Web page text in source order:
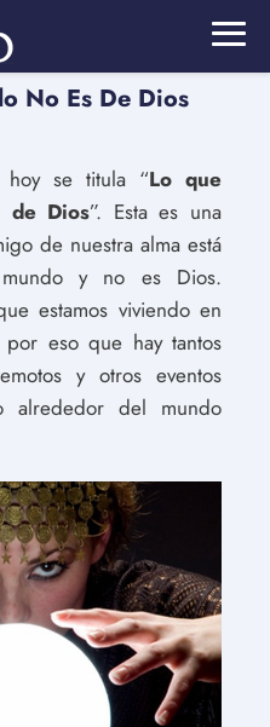
No Es De Dios
hoy se titula “Lo que
de Dios”. Esta es una
de nuestra alma está
y no es Dios.
estamos viviendo en
eso que hay tantos
y otros eventos
alrededor del mundo